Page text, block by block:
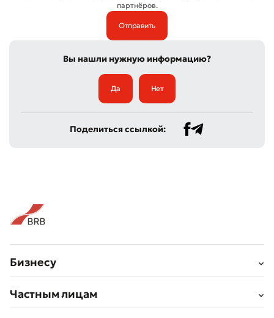
партнёров.
Вы нашли нужную информацию?
Да Нет
Поделиться ссылкой:
Бизнесу
Частным лицам